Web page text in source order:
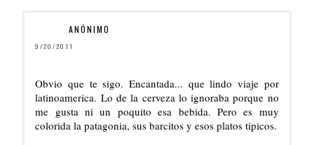
ANÓNIMO
9/20/2011
Obvio que te sigo. Encantada... que lindo viaje por
latinoamerica. Lo de la cerveza lo ignoraba porque no
me gusta ni un poquito esa bebida. Pero es muy
colorida la patagonia, sus barcitos y esos platos tipicos.